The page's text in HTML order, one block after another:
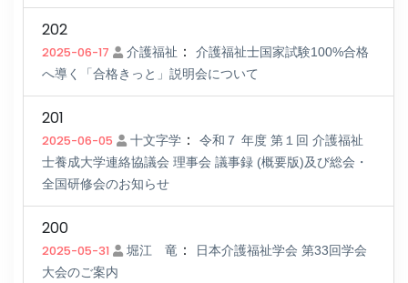
202
2025-06-17 介護福祉 ：
介護福祉士国家試験100%合格
へ導く「合格きっと」説明会について
201
2025-06-05 十文字学 ：
令和７ 年度 第１回 介護福祉
士養成大学連絡協議会 理事会 議事録 (概要版)及び総会・
全国研修会のお知らせ
200
2025-05-31 堀江 竜 ：
日本介護福祉学会 第33回学会
大会のご案内